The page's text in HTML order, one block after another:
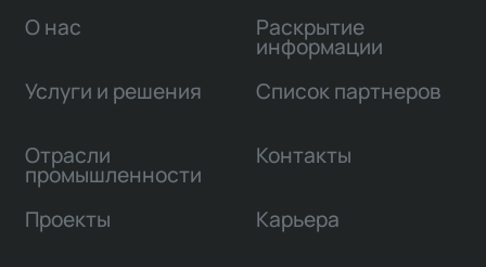
О нас
Услуги и решения
Отрасли
промышленности
Проекты
Раскрытие
информации
Список партнеров
Контакты
Карьера